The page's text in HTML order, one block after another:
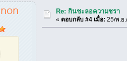
Re: กินชะลอความชรา
«ตอบกลับ #4 เมื่อ: 25/พ.ย